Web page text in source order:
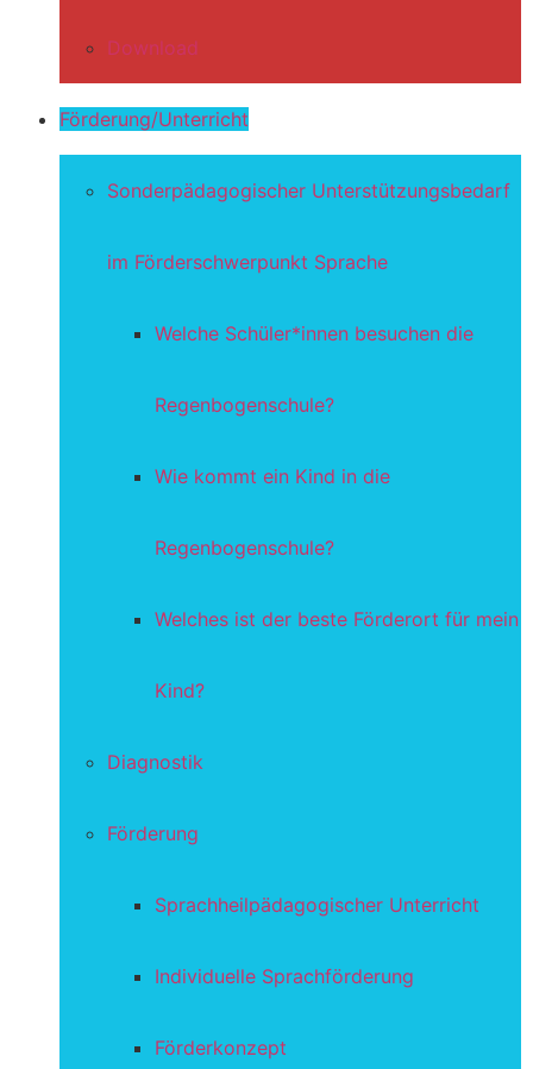
Download
Förderung/Unterricht
Sonderpädagogischer Unterstützungsbedarf
im Förderschwerpunkt Sprache
Welche Schüler*innen besuchen die
Regenbogenschule?
Wie kommt ein Kind in die
Regenbogenschule?
Welches ist der beste Förderort für mein
Kind?
Diagnostik
Förderung
Sprachheilpädagogischer Unterricht
Individuelle Sprachförderung
Förderkonzept